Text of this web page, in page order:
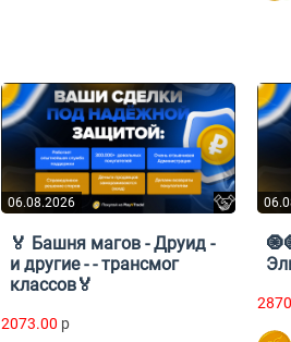
06.08.2026
🏅 Башня магов - Друид -
и другие - - трансмог
классов🏅
2073.00 p